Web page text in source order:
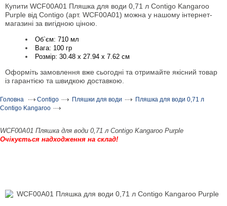
Купити WCF00A01 Пляшка для води 0,71 л Contigo Kangaroo
Purple від Contigo (арт. WCF00A01) можна у нашому інтернет-
магазині за вигідною ціною.
Об`єм: 710 мл
Вага: 100 гр
Розмір: 30.48 х 27.94 x 7.62 см
Оформіть замовлення вже сьогодні та отримайте якісний товар
із гарантією та швидкою доставкою.
Головна Contigo Пляшки для води
Пляшка для води 0,71 л
Contigo Kangaroo
WCF00A01 Пляшка для води 0,71 л Contigo Kangaroo Purple
Очікується надходження на склад!